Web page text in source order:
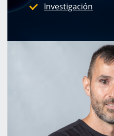
Investigación